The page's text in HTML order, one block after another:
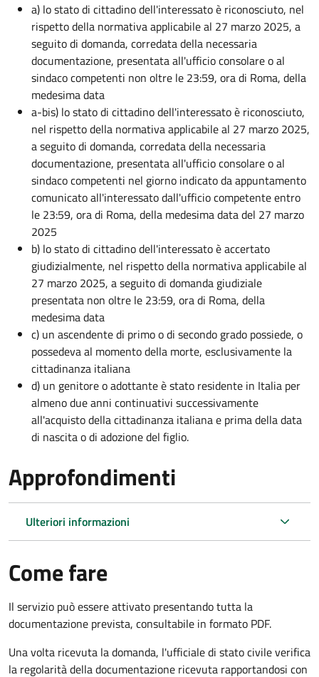
a) lo stato di cittadino dell'interessato è riconosciuto, nel
rispetto della normativa applicabile al 27 marzo 2025, a
seguito di domanda, corredata della necessaria
documentazione, presentata all'ufficio consolare o al
sindaco competenti non oltre le 23:59, ora di Roma, della
medesima data
a-bis) lo stato di cittadino dell'interessato è riconosciuto,
nel rispetto della normativa applicabile al 27 marzo 2025,
a seguito di domanda, corredata della necessaria
documentazione, presentata all'ufficio consolare o al
sindaco competenti nel giorno indicato da appuntamento
comunicato all'interessato dall'ufficio competente entro
le 23:59, ora di Roma, della medesima data del 27 marzo
2025
b) lo stato di cittadino dell'interessato è accertato
giudizialmente, nel rispetto della normativa applicabile al
27 marzo 2025, a seguito di domanda giudiziale
presentata non oltre le 23:59, ora di Roma, della
medesima data
c) un ascendente di primo o di secondo grado possiede, o
possedeva al momento della morte, esclusivamente la
cittadinanza italiana
d) un genitore o adottante è stato residente in Italia per
almeno due anni continuativi successivamente
all'acquisto della cittadinanza italiana e prima della data
di nascita o di adozione del figlio.
Approfondimenti
Ulteriori informazioni
Come fare
Il servizio può essere attivato presentando tutta la
documentazione prevista, consultabile in formato PDF.
Una volta ricevuta la domanda, l'ufficiale di stato civile verifica
la regolarità della documentazione ricevuta rapportandosi con